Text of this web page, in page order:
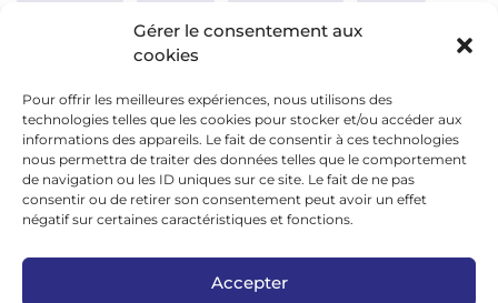
Gérer le consentement aux
cookies
Pour offrir les meilleures expériences, nous utilisons des
technologies telles que les cookies pour stocker et/ou accéder aux
informations des appareils. Le fait de consentir à ces technologies
nous permettra de traiter des données telles que le comportement
de navigation ou les ID uniques sur ce site. Le fait de ne pas
consentir ou de retirer son consentement peut avoir un effet
négatif sur certaines caractéristiques et fonctions.
Accepter
Thule Nakamura
Réseaux sociaux
google news
facebook
twitter